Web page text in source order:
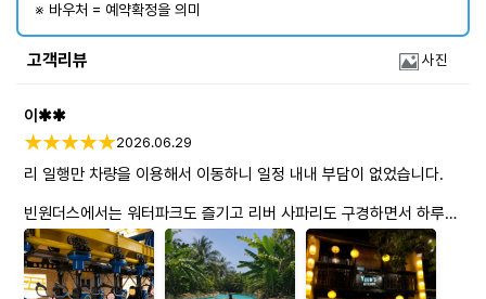
※ 바우처 = 예약확정을 의미
고객리뷰 사진
이✱✱
2026.06.29
리 일행만 차량을 이용해서 이동하니 일정 내내 부담이 없었습니다.
빈원더스에서는 워터파크도 즐기고 리버 사파리도 구경하면서 하루
종일 알차게 놀았어요. 아이들과 함께하기에도 좋고, 가족끼리
여유롭게 시간을 보내기 좋은 곳이었습니다.
빈원더스에서 충분히 놀고 난 뒤에는 호이안 올드타운으로 이동해서